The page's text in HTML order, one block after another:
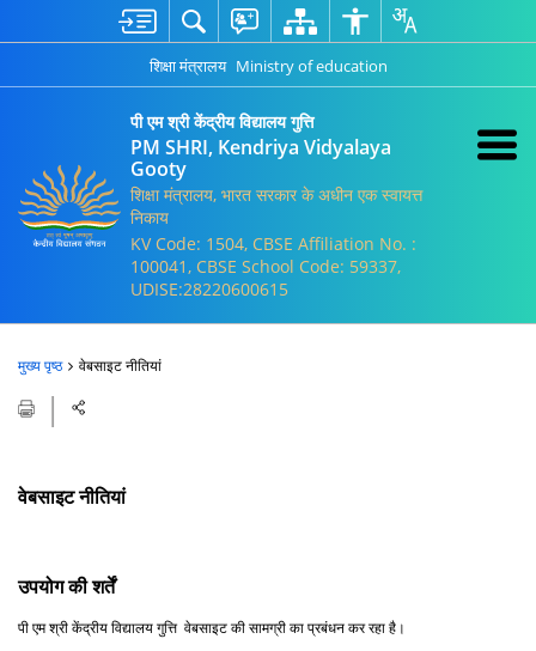
शिक्षा मंत्रालय Ministry of education
पी एम श्री केंद्रीय विद्यालय गुत्ति
PM SHRI, Kendriya Vidyalaya
Gooty
शिक्षा मंत्रालय, भारत सरकार के अधीन एक स्वायत्त
निकाय
KV Code: 1504, CBSE Affiliation No. :
100041, CBSE School Code: 59337,
UDISE:28220600615
मुख्य पृष्ठ वेबसाइट नीतियां
वेबसाइट नीतियां
उपयोग की शर्तें
पी एम श्री केंद्रीय विद्यालय गुत्ति वेबसाइट की सामग्री का प्रबंधन कर रहा है।